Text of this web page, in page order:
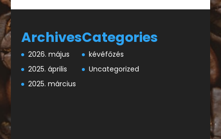
Archives
2026. május
2025. április
2025. március
Categories
kévéfőzés
Uncategorized